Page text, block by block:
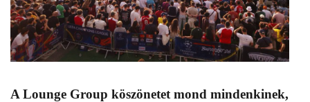
A Lounge Group köszönetet mond mindenkinek,